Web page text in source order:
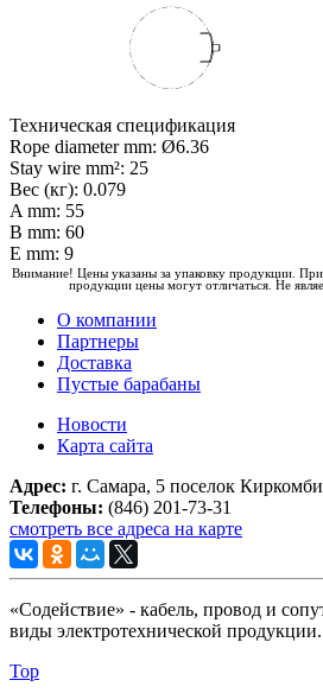
Техническая спецификация
Rope diameter mm: Ø6.36
Stay wire mm²: 25
Вес (кг): 0.079
A mm: 55
B mm: 60
E mm: 9
Внимание! Цены указаны за упаковку продукции.
продукции цены могут отличаться. Не
О компании
Партнеры
Доставка
Пустые барабаны
Новости
Карта сайта
Адрес: г. Самара, 5 поселок
Телефоны: (846) 201-73-31
смотреть все адреса на карте
«Содействие» - кабель, провод и
виды электротехнической
Top